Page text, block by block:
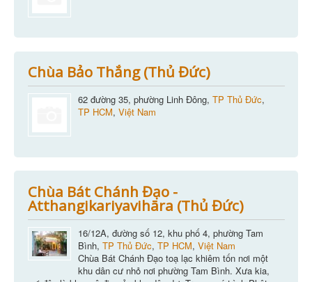
Chùa Bảo Thắng (Thủ Đức)
62 đường 35, phường Linh Đông, TP Thủ Đức,
TP HCM, Việt Nam
Chùa Bát Chánh Đạo -
Atthangikariyavihāra (Thủ Đức)
16/12A, đường số 12, khu phố 4, phường Tam
Bình, TP Thủ Đức, TP HCM, Việt Nam
Chùa Bát Chánh Đạo toạ lạc khiêm tốn nơi một
khu dân cư nhỏ nơi phường Tam Bình. Xưa kia,